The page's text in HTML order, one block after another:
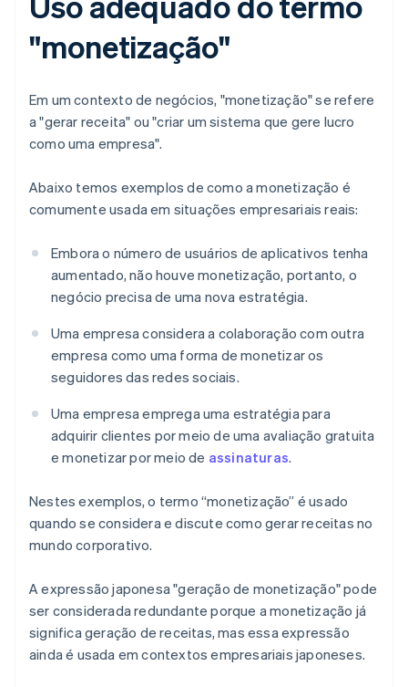
"monetização"
Em um contexto de negócios, "monetização" se refere
a "gerar receita" ou "criar um sistema que gere lucro
como uma empresa".
Abaixo temos exemplos de como a monetização é
comumente usada em situações empresariais reais:
Embora o número de usuários de aplicativos tenha
aumentado, não houve monetização, portanto, o
negócio precisa de uma nova estratégia.
Uma empresa considera a colaboração com outra
empresa como uma forma de monetizar os
seguidores das redes sociais.
Uma empresa emprega uma estratégia para
adquirir clientes por meio de uma avaliação gratuita
e monetizar por meio de assinaturas.
Nestes exemplos, o termo “monetização” é usado
quando se considera e discute como gerar receitas no
mundo corporativo.
A expressão japonesa "geração de monetização" pode
ser considerada redundante porque a monetização já
significa geração de receitas, mas essa expressão
ainda é usada em contextos empresariais japoneses.